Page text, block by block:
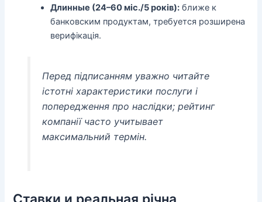
Длинные (24–60 міс./5 років): ближе к
банковским продуктам, требуется розширена
верифікація.
Перед підписанням уважно читайте
істотні характеристики послуги і
попередження про наслідки; рейтинг
компанії часто учитывает
максимальний термін.